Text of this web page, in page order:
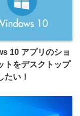
10 アプリのショ
トをデスクトップ
たい！